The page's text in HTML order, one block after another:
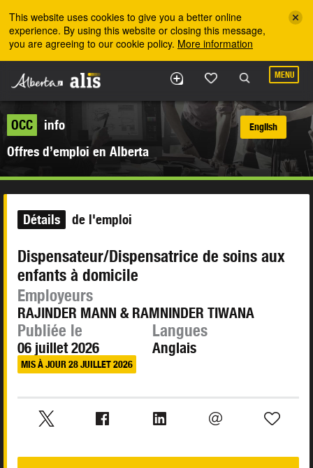
This website uses cookies to give you a better online
experience. By using this website or closing this message,
you are agreeing to our cookie policy. More information
MENU
OCC
info
Offres d’emploi en Alberta
English
Détails de l'emploi
Dispensateur/Dispensatrice de soins aux
enfants à domicile
Employeurs
RAJINDER MANN & RAMNINDER TIWANA
Publiée le
06 juillet 2026
MIS À JOUR 28 JUILLET 2026
Langues
Anglais